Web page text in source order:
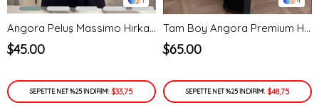
Angora Peluş Massimo Hırka-siyah
$45.00
SEPETTE NET %25 İNDİRİM! $33,75
Tam Boy Angora Premium Hırka-Siyah
$65.00
SEPETTE NET %25 İNDİRİM! $48,75